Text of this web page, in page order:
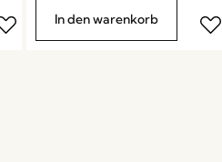
In den warenkorb